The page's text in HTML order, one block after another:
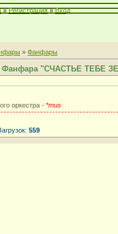
» Регистрация » Вход
» Фанфары
Фанфара "СЧАСТЬЕ ТЕБЕ
оркестра - *mus
559